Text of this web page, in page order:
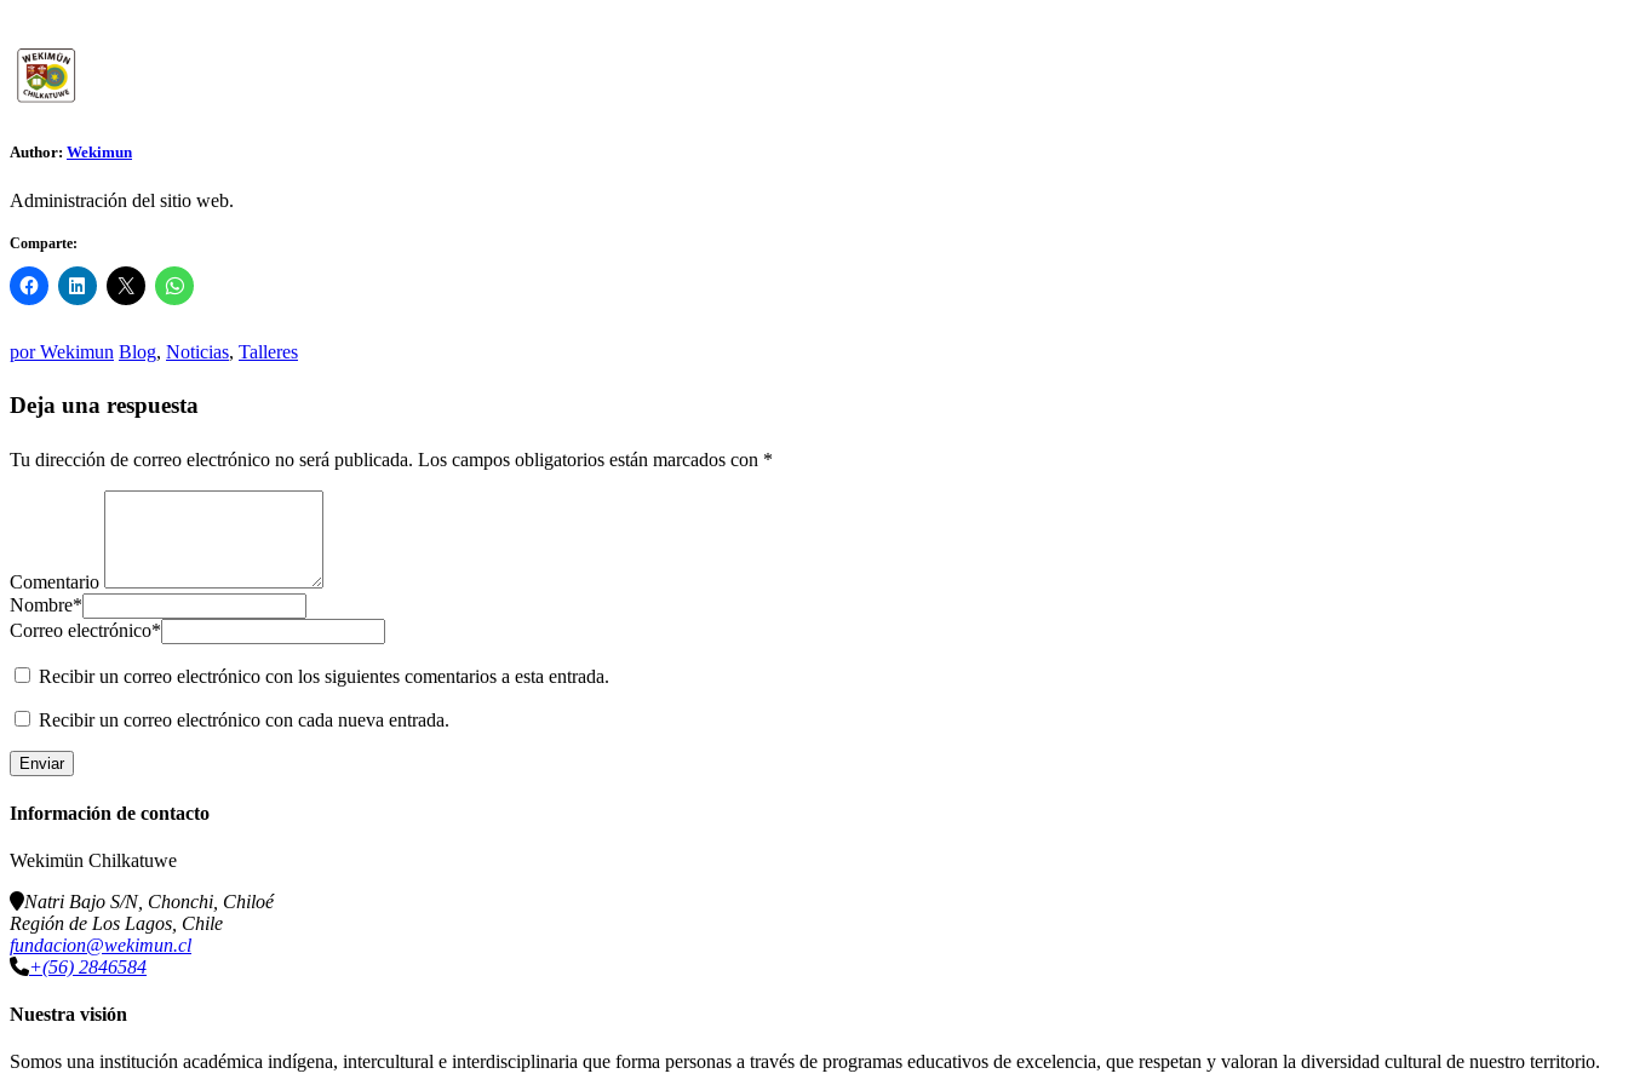
Author: Wekimun
Administración del sitio web.
Comparte:
porWekimun Blog, Noticias, Talleres
Deja una respuesta
Tu dirección de correo electrónico no será publicada. Los campos obligatorios están marcados con *
Comentario
Nombre*
Correo electrónico*
Recibir un correo electrónico con los siguientes comentarios a esta entrada.
Recibir un correo electrónico con cada nueva entrada.
Información de contacto
Wekimün Chilkatuwe
Natri Bajo S/N, Chonchi, Chiloé
Región de Los Lagos, Chile
fundacion@wekimun.cl
+(56) 2846584
Nuestra visión
Somos una institución académica indígena, intercultural e interdisciplinaria que forma personas a través de programas educativos de excelencia, que respetan y valoran la diversidad cultural de nuestro territorio.